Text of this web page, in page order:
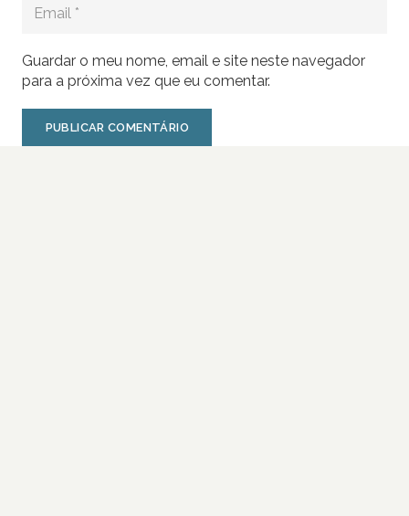
Guardar o meu nome, email e site neste navegador
para a próxima vez que eu comentar.
PUBLICAR COMENTÁRIO